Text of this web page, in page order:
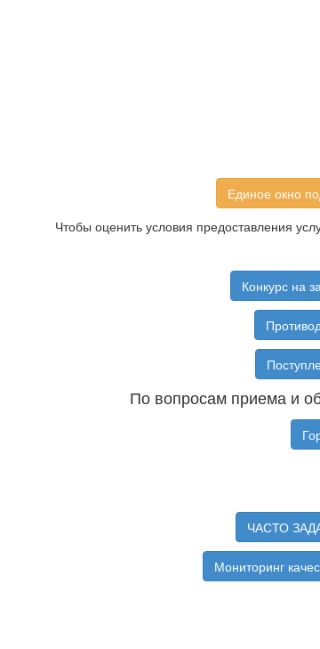
Единое окно
Чтобы оценить условия предоставления
Конкурс на
По вопросам приема и
ЧАСТО
Мониторинг